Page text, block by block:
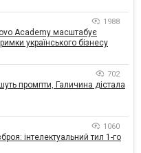
1988
Academy масштабує
українського бізнесу
702
промпти, Галичина дістала
1060
інтелектуальний тил 1-го